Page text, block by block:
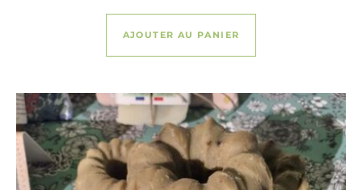
AJOUTER AU PANIER